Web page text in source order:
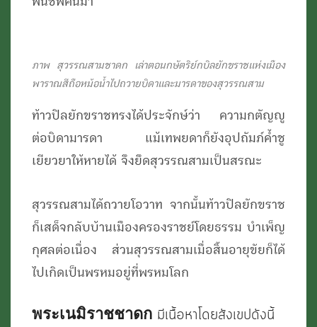
ภาพ สุวรรณสามชาดก เล่าตอนกษัตริย์กบิลยักขราชแห่งเมือง
พาราณสีถือหม้อน้ำไปถวายบิดาและมารดาของสุวรรณสาม
ท้าวปิลยักขราชทรงได้ประจักษ์ว่า ความกตัญญู
ต่อบิดามารดา แม้เทพยดาก็ยังอุปถัมภ์ค้ำชู
เยียวยาให้หายได้ จึงยึดสุวรรณสามเป็นสรณะ
สุวรรณสามได้ถวายโอวาท จากนั้นท้าวปิลยักขราช
ก็เสด็จกลับบ้านเมืองครองราชย์โดยธรรม บำเพ็ญ
กุศลต่อเนื่อง ส่วนสุวรรณสามเมื่อสิ้นอายุขัยก็ได้
ไปเกิดเป็นพรหมอยู่ที่พรหมโลก
พระเนมิราชชาดก มีเนื้อหาโดยสังเขปดังนี้